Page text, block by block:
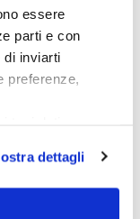
essere
parti e con
di inviarti
preferenze,
visione
la
dettagli